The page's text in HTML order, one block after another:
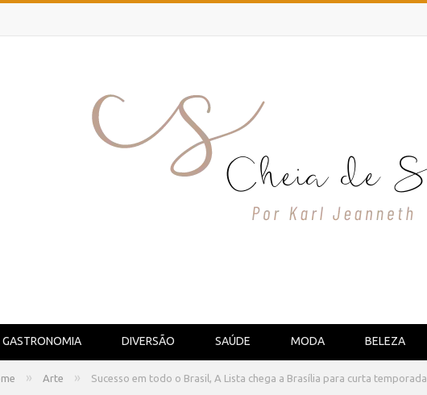
GASTRONOMIA DIVERSÃO SAÚDE MODA BELEZA
» Arte » Sucesso em todo o Brasil, A Lista chega a Brasília para curta temporada